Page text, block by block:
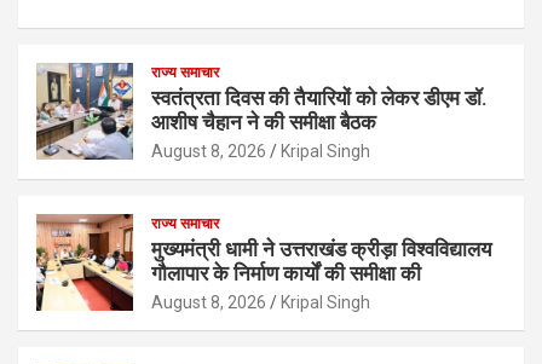
राज्य समाचार
स्वतंत्रता दिवस की तैयारियों को लेकर डीएम डॉ.
आशीष चैहान ने की समीक्षा बैठक
August 8, 2026 Kripal Singh
राज्य समाचार
मुख्यमंत्री धामी ने उत्तराखंड क्रीड़ा विश्वविद्यालय
गौलापार के निर्माण कार्यों की समीक्षा की
August 8, 2026 Kripal Singh